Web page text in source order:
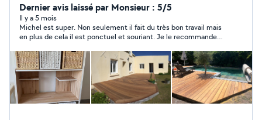
Spécialiste des terrasses en bois. Si vous m'envoyez une
demande et que vous recevez une déclinaison de ma
part, c'est probablement que votre périmètre est trop
éloigné de mes préférences sur le site et je ne peux
donc vous répondre y compris par message.
Dernier avis laissé par Monsieur : 5/5
Il y a 5 mois
Michel est super. Non seulement il fait du très bon travail mais
en plus de cela il est ponctuel et souriant. Je le recommande
services!